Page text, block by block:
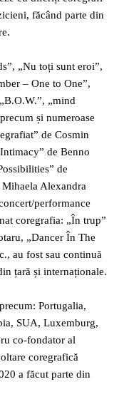
făcând parte din
„Nu toți sunt eroi”,
– One to One”,
„mind
și numeroase
de Cosmin
de Benno
de
Alexandra
performance
coregrafia: „În trup”
„Dancer În The
au fost sau continuă
țară și internaționale.
Portugalia,
SUA, Luxemburg,
co-fondator al
coregrafică
a făcut parte din